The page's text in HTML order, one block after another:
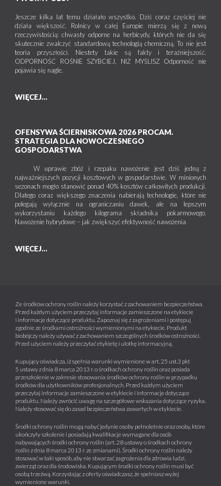
Jeszcze kilka lat temu działało wszystko. Dziś coraz częściej nie
działa większość. Rolnicy w całej Europie mierzą się z nową
rzeczywistością: chwasty odporne na herbicydy, których nie da się
skutecznie zwalczyć standardową technologią chemiczną. To nie jest
teoria przyszłości. Niestety takie są fakty i teraźniejszość.
ODPORNOŚĆ ROŚNIE SZYBCIEJ, NIŻ MYŚLISZ Odporność nie
pojawia się nagle.
WIĘCEJ...
OFENSYWA ŚCIERNISKOWA 2026 PROCAM.
STRATEGIA DLA NOWOCZESNEGO
GOSPODARSTWA
W uprawie zbóż i rzepaku nawożenie jest dziś jedną z
najważniejszych pozycji kosztowych w gospodarstwie. W minionych
sezonach mogło stanowić ponad 40% kosztów całkowitych produkcji.
Dlatego coraz większego znaczenia nabierają technologie, które nie
polegają wyłącznie na ograniczaniu dawek, ale na lepszym
wykorzystaniu każdego kilograma składnika pokarmowego.
Nawożenie hybrydowe – jak zwiększyć efektywność nawożenia
WIĘCEJ...
Ze środków ochrony roślin należy korzystać z zachowaniem bezpieczeństwa.
Przed każdym użyciem przeczytaj informacje zamieszczone na etykiecie
i informacje dotyczące produktu. Zapoznaj się z zagrożeniami i postępuj
zgodnie ze środkami ostrożności wymienionymi na etykiecie. Produkt
biobójczy należy używać z zachowaniem szczególnych środków ostrożności.
Przed użyciem należy przeczytać etykietę i ulotkę informacyjną.
Kupujący oświadcza, iż spełnia warunki wymienione w art. 25 ust.3 pkt
5 ustawy z dnia 8 marca 2013 r. o środkach ochrony roślin oraz posiada
przeszkolenie w zakresie stosowania środków ochrony roślin w przypadku
środków dla użytkowników profesjonalnych. Przed każdym użyciem
przeczytaj informacje zamieszczone w etykiecie i informacje dotyczące
produktu. Należy zwrócić uwagę na szczegółowe wskazania dotyczące ryzyka.
Należy stosować się do zasad bezpieczeństwa zawartych w etykiecie.
Środki ochrony roślin mogą nabyć jedynie osoby pełnoletnie oraz osoby, które
ukończyły szkolenie i posiadają kwalifikacje wymagane dla osób
nabywających środki ochrony roślin (art. 28 ustawy o środkach ochrony
roślin z dnia 8 marca 2013 r. ze zmianami). Środki ochrony roślin należy
stosować w taki sposób, aby nie stwarzać zagrożenia dla zdrowia ludzi,
zwierząt oraz dla środowiska. Kupującym środki ochrony roślin musi być
osobą trzeźwą. Korzystając z oferty oświadczasz, że spełniasz wyżej
wymienione warunki.